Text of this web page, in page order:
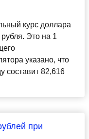
курс доллара
Это на 1
указано, что
составит 82,616
при